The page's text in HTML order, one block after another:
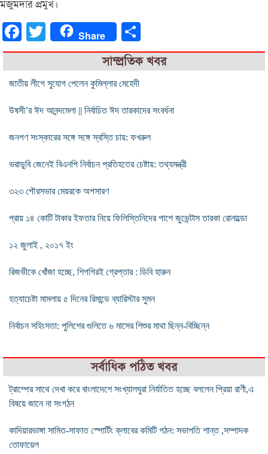
মজুমদার প্রমুখ।
FacebookTwitter Share
সাম্প্রতিক খবর
জাতীয় লীগে সুযোগ পেলেন কুমিল্লার মেহেদী
উষসী’র ঈদ আনন্দমেলা || নির্বাচিত ঈদ তারকাদের সংবর্ধনা
জনগণ সংস্কারের সঙ্গে সঙ্গে স্বস্তি চায়: ফখরুল
ভরাডুবি জেনেই বিএনপি নির্বাচন প্রতিহতের চেষ্টায়: তথ্যমন্ত্রী
৩২৩ পৌরসভার মেয়রকে অপসারণ
প্রায় ১৪ কোটি টাকার ইফতার নিয়ে ফিলিস্তিনিদের পাশে জুভেন্টাস তারকা রোনাল্ডো
১২ জুলাই , ২০১৭ ইং
রিজভীকে খোঁজা হচ্ছে, শিগগিরই গ্রেপ্তার : ডিবি হারুন
হত্যাচেষ্টা মামলায় ৫ দিনের রিমান্ডে ব্যারিস্টার সুমন
নির্বাচন সহিংসতা: পুলিশের গুলিতে ৬ মাসের শিশুর মাথা ছিন্ন-বিচ্ছিন্ন
সর্বাধিক পঠিত খবর
ট্রাম্পের সাথে দেখা করে বাংলাদেশে সংখ্যালঘুরা নির্যাতিত হচ্ছে বললেন প্রিয়া রাণী,এ
বিষয়ে জানে না সংগঠন
কাদিয়ারভাঙ্গা সামিত-সাফাত স্পোর্টিং ক্লাবের কমিটি গঠন: সভাপতি শান্ত ,সম্পাদক
তোফায়েল